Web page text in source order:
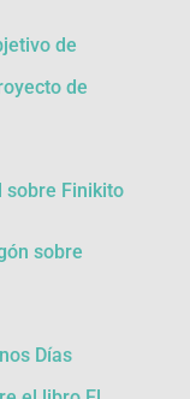
de
de
sobre Finikito
sobre
Días